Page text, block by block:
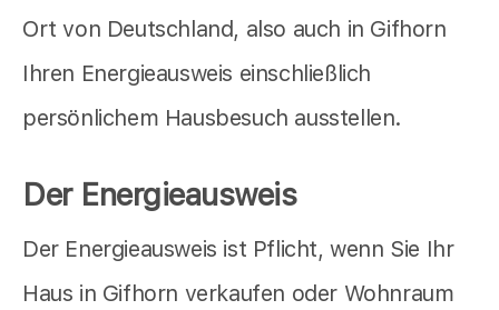
Ort von Deutschland, also auch in Gifhorn
Ihren Energieausweis einschließlich
persönlichem Hausbesuch ausstellen.
Der Energieausweis
Der Energieausweis ist Pflicht, wenn Sie Ihr
Haus in Gifhorn verkaufen oder Wohnraum